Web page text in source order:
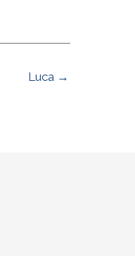
Luca →